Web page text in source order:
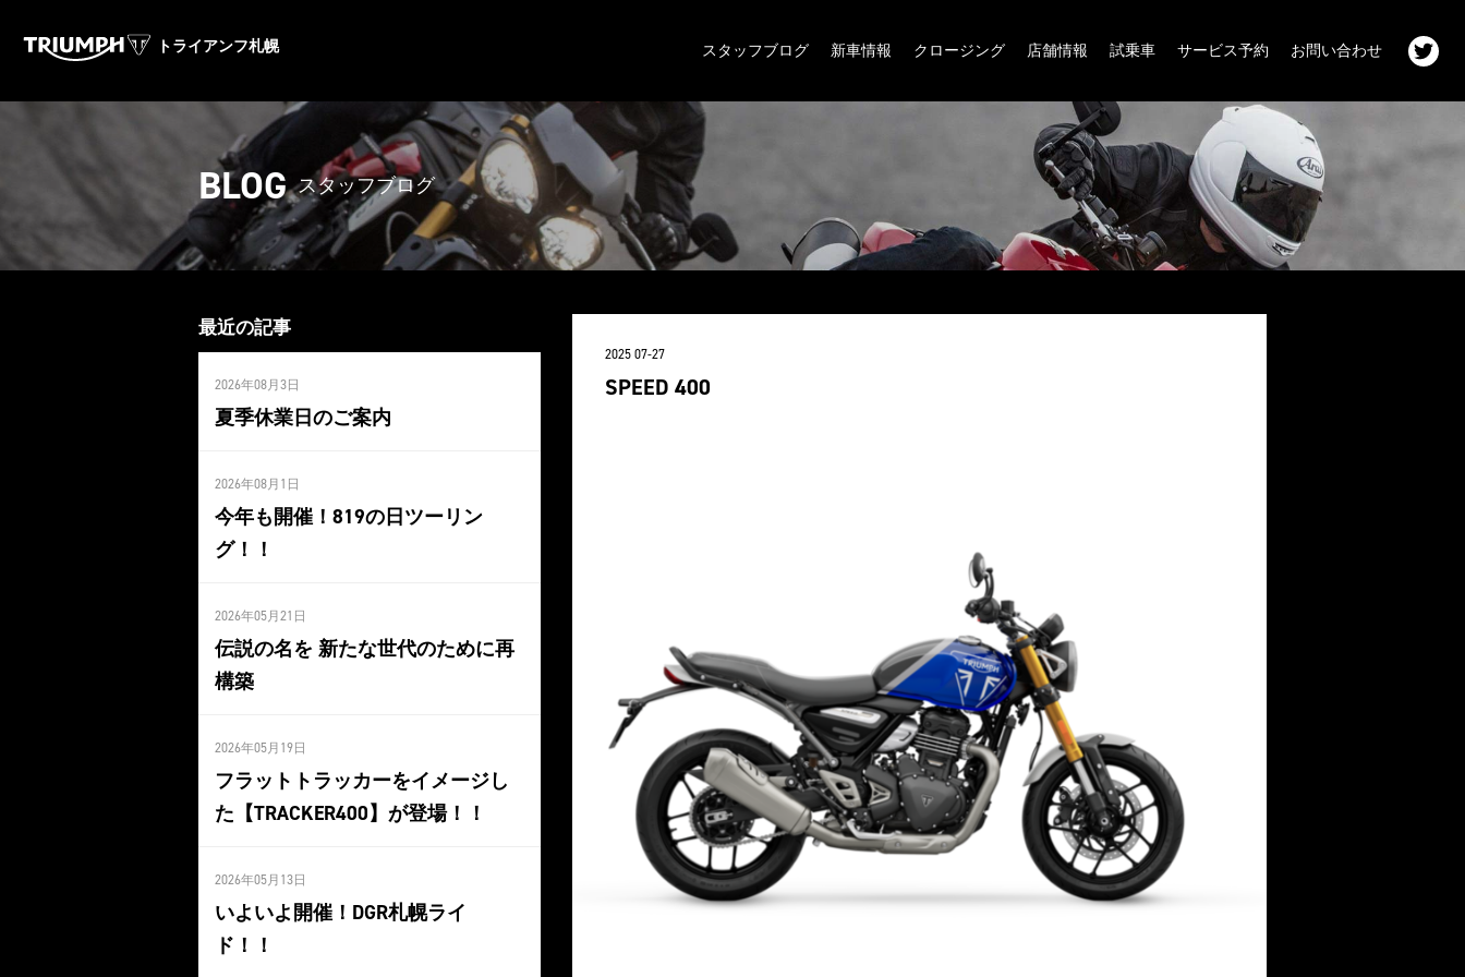
トライアンフ札幌 スタッフブログ 新車情報 クロージング 店舗情報 試乗車 サービス予約 お問い合わせ
BLOG スタッフブログ
2025 07-27
SPEED 400
最近の記事
2026年08月3日
夏季休業日のご案内
2026年08月1日
今年も開催！819の日ツーリン
グ！！
2026年05月21日
伝説の名を 新たな世代のために再
構築
2026年05月19日
フラットトラッカーをイメージし
た【TRACKER400】が登場！！
2026年05月13日
いよいよ開催！DGR札幌ライ
ド！！